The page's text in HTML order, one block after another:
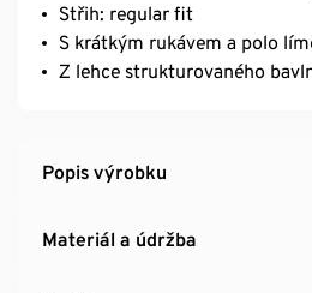
Střih: regular fit
S krátkým rukávem a polo
Z lehce strukturovaného
Popis výrobku
Materiál a údržba